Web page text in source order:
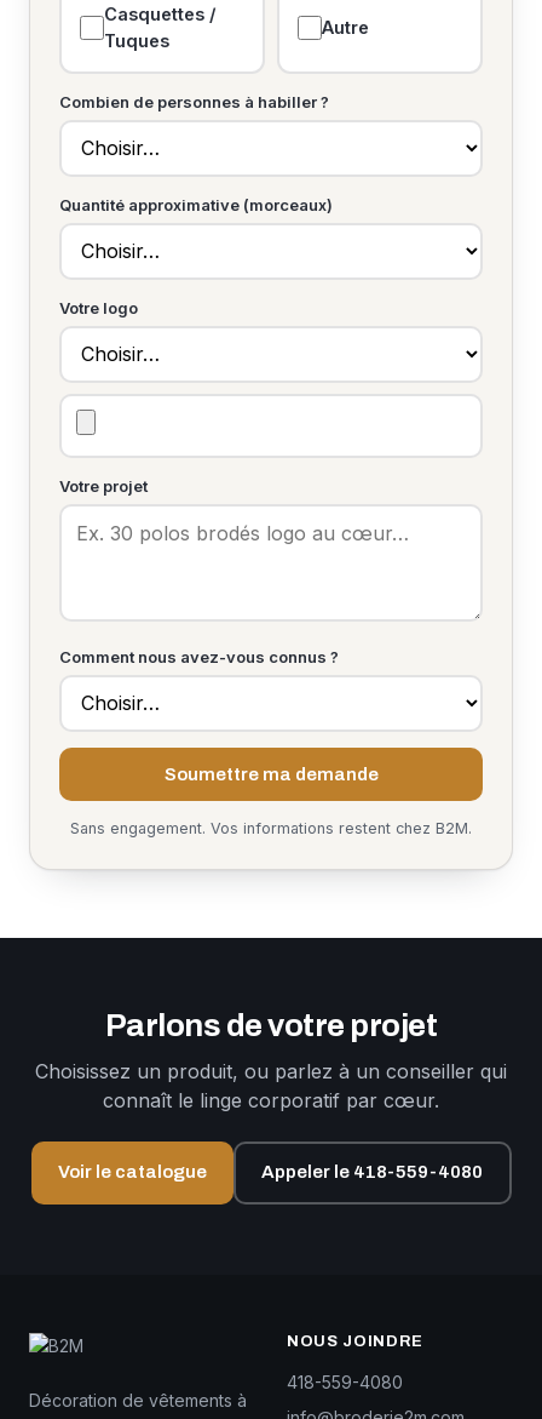
Casquettes /
Tuques
Autre
Combien de personnes à habiller ?
Quantité approximative (morceaux)
Votre logo
Votre projet
Comment nous avez-vous connus ?
Soumettre ma demande
Sans engagement. Vos informations restent chez B2M.
Parlons de votre projet
Choisissez un produit, ou parlez à un conseiller qui
connaît le linge corporatif par cœur.
Voir le catalogue Appeler le 418-559-4080
Décoration de vêtements à
NOUS JOINDRE
418-559-4080